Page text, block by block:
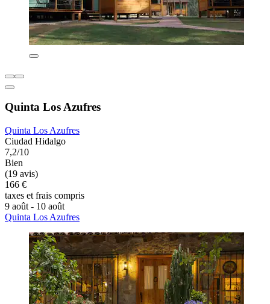
Quinta Los Azufres
Quinta Los Azufres
Ciudad Hidalgo
7,2/10
Bien
(19 avis)
166 €
taxes et frais compris
9 août - 10 août
Quinta Los Azufres